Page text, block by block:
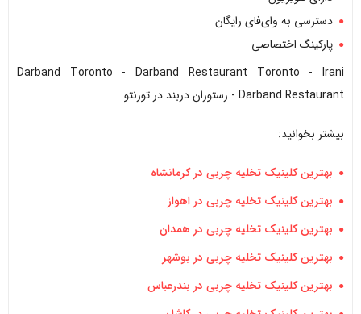
دسترسی به وای‌فای رایگان
پارکینگ اختصاصی
Darband Toronto - Darband Restaurant Toronto - Irani
Darband Restaurant - رستوران دربند در تورنتو
بیشتر بخوانید:
بهترین کلینیک تخلیه چربی در کرمانشاه
بهترین کلینیک تخلیه چربی در اهواز
بهترین کلینیک تخلیه چربی در همدان
بهترین کلینیک تخلیه چربی در بوشهر
بهترین کلینیک تخلیه چربی در بندرعباس